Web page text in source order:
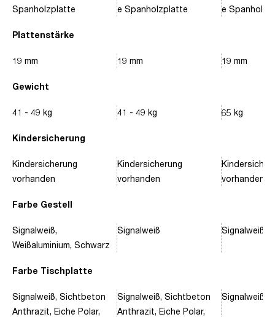
Plattenstärke
Gewicht
Kindersicherung
Farbe Gestell
Farbe Tischplatte
Spanholzplatte
19 mm
41 - 49 kg
Kindersicherung
vorhanden
Signalweiß,
Weißaluminium, Schwarz
Signalweiß, Sichtbeton
Anthrazit, Eiche Polar,
e Spanholzplatte
19 mm
41 - 49 kg
Kindersicherung
vorhanden
Signalweiß
Signalweiß, Sichtbeton
Anthrazit, Eiche Polar,
e
19 mm
65 kg
vorhanden
Signalweiß,
Signalweiß,